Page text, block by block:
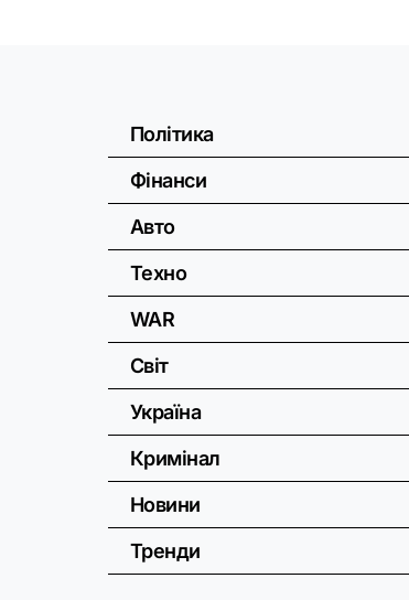
Політика
Фінанси
Авто
Техно
WAR
Світ
Україна
Кримінал
Новини
Тренди